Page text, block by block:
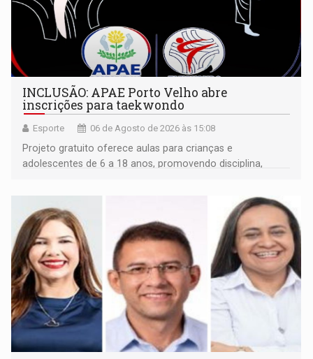
INCLUSÃO: APAE Porto Velho abre
inscrições para taekwondo
Esporte 06 de Agosto de 2026 às 15:08
Projeto gratuito oferece aulas para crianças e
adolescentes de 6 a 18 anos, promovendo disciplina,